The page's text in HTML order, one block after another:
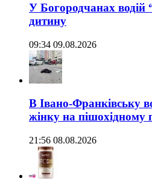
У Богородчанах водій
дитину
09:34 09.08.2026
В Івано-Франківську
жінку на пішохідному
21:56 08.08.2026